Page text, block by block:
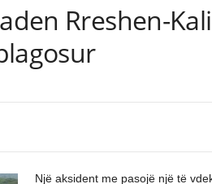
Rreshen-
Një aksident me pasojë një të